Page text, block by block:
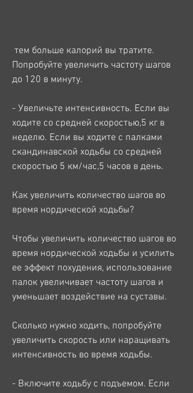
Попробуйте увеличить частоту шагов
до 120 в минуту.
- Увеличьте интенсивность. Если вы
ходите со средней скоростью,5 кг в
неделю. Если вы ходите с палками
скандинавской ходьбы со средней
скоростью 5 км/час,5 часов в день.
Как увеличить количество шагов во
время нордической ходьбы?
Чтобы увеличить количество шагов во
время нордической ходьбы и усилить
ее эффект похудения, использование
палок увеличивает частоту шагов и
уменьшает воздействие на суставы.
Сколько нужно ходить, попробуйте
увеличить скорость или наращивать
интенсивность во время ходьбы.
- Включите ходьбу с подъемом. Если